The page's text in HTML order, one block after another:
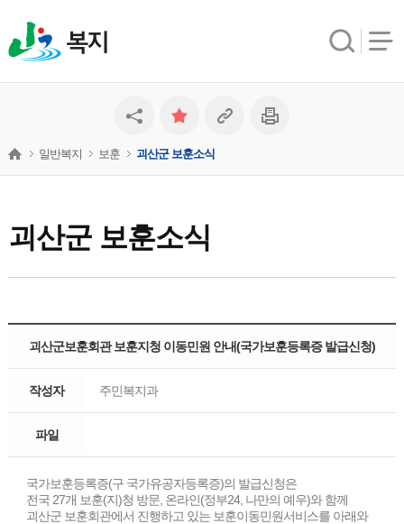
복지
괴산군 보훈소식
일반복지 보훈 괴산군 보훈소식
괴산군보훈회관 보훈지청 이동민원 안내(국가보훈등록증 발급신청)
작성자 주민복지과
파일
국가보훈등록증(구 국가유공자등록증)의 발급신청은
전국 27개 보훈(지)청 방문, 온라인(정부24, 나만의 예우)와 함께
괴산군 보훈회관에서 진행하고 있는 보훈이동민원서비스를 아래와